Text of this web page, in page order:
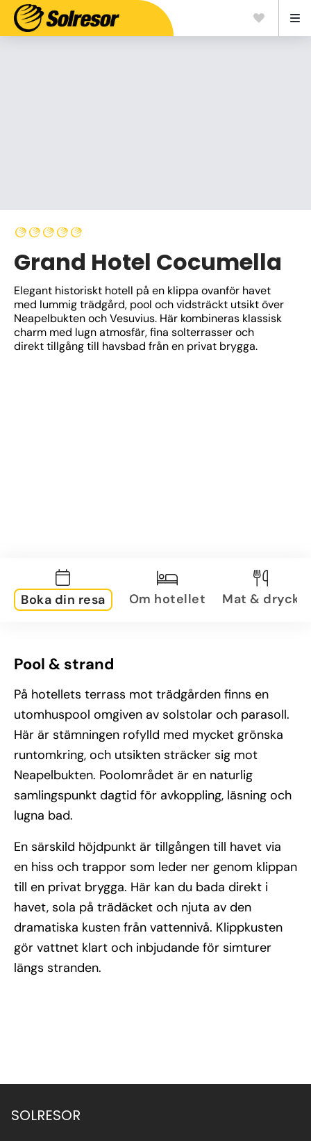
Grand Hotel Cocumella
Elegant historiskt hotell på en klippa ovanför havet
med lummig trädgård, pool och vidsträckt utsikt över
Neapelbukten och Vesuvius. Här kombineras klassisk
charm med lugn atmosfär, fina solterrasser och
direkt tillgång till havsbad från en privat brygga.
Boka din resa Om hotellet Mat & dryck
Pool & strand
På hotellets terrass mot trädgården finns en
utomhuspool omgiven av solstolar och parasoll.
Här är stämningen rofylld med mycket grönska
runtomkring, och utsikten sträcker sig mot
Neapelbukten. Poolområdet är en naturlig
samlingspunkt dagtid för avkoppling, läsning och
lugna bad.
En särskild höjdpunkt är tillgången till havet via
en hiss och trappor som leder ner genom klippan
till en privat brygga. Här kan du bada direkt i
havet, sola på trädäcket och njuta av den
dramatiska kusten från vattennivå. Klippkusten
gör vattnet klart och inbjudande för simturer
längs stranden.
SOLRESOR